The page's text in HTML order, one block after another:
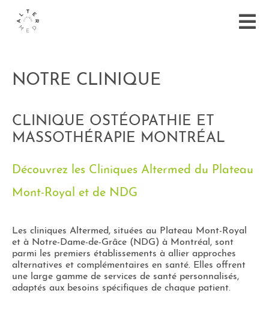
NOTRE CLINIQUE
CLINIQUE OSTÉOPATHIE ET
MASSOTHÉRAPIE MONTRÉAL
Découvrez les Cliniques Altermed du Plateau
Mont-Royal et de NDG
Les cliniques Altermed, situées au Plateau Mont-Royal
et à Notre-Dame-de-Grâce (NDG) à Montréal, sont
parmi les premiers établissements à allier approches
alternatives et complémentaires en santé. Elles offrent
une large gamme de services de santé personnalisés,
adaptés aux besoins spécifiques de chaque patient​.